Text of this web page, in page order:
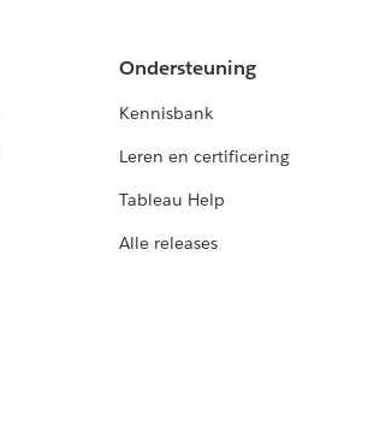
Ondersteuning
Kennisbank
Leren en certificering
Tableau Help
Alle releases